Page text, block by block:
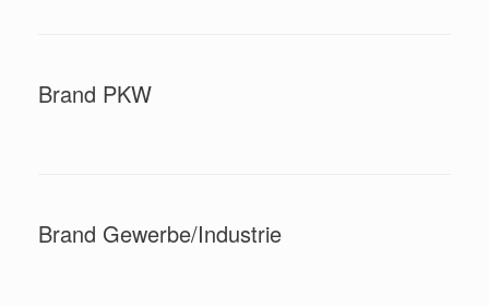
Brand PKW
Brand Gewerbe/Industrie